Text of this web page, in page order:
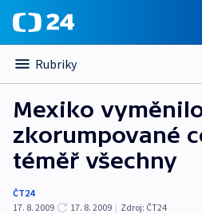
Rubriky
Mexiko
zkorumpované
téměř všechny
ČT24
17. 8. 2009
17. 8. 2009 | Zdroj: ČT24